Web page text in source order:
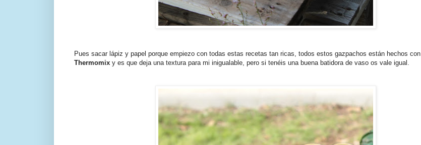
Pues sacar lápiz y papel porque empiezo con todas estas recetas tan ricas, todos estos gazpachos están hechos con
Thermomix y es que deja una textura para mi inigualable, pero si tenéis una buena batidora de vaso os vale igual.